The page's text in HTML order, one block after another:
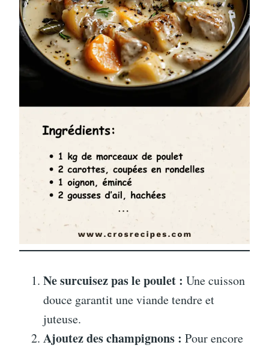
Ne surcuisez pas le poulet : Une cuisson
douce garantit une viande tendre et
juteuse.
Ajoutez des champignons : Pour encore